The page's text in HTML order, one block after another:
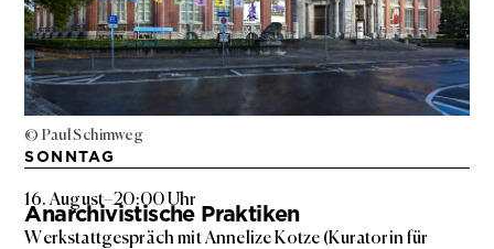
© Paul Schimweg
SONNTAG
16. August–20:00 Uhr
Anarchivistische Praktiken
Werkstattgespräch mit Annelize Kotze (Kuratorin für